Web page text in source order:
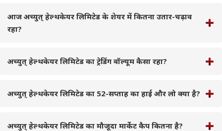
आज अच्युत् हेल्थकेयर लिमिटेड के शेयर में कितना उतार-चढ़ाव
रहा?
अच्युत् हेल्थकेयर लिमिटेड का ट्रेडिंग वॉल्यूम कैसा रहा?
अच्युत् हेल्थकेयर लिमिटेड का 52-सप्ताह का हाई और लो क्या है?
अच्युत् हेल्थकेयर लिमिटेड का मौजूदा मार्केट कैप कितना है?